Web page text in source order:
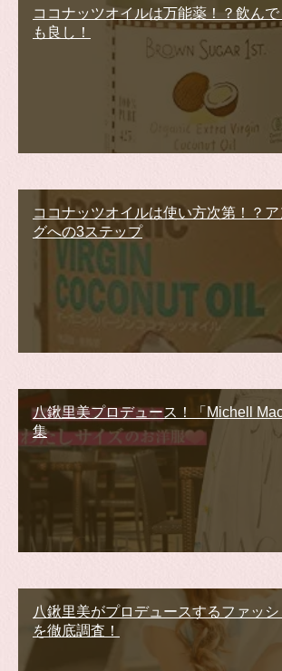
ココナッツオイルは万能薬！？飲ん
も良し！
ココナッツオイルは使い方次第！？
グへの3ステップ
八鍬里美プロデュース！「Michell
集
八鍬里美がプロデュースするファッ
を徹底調査！